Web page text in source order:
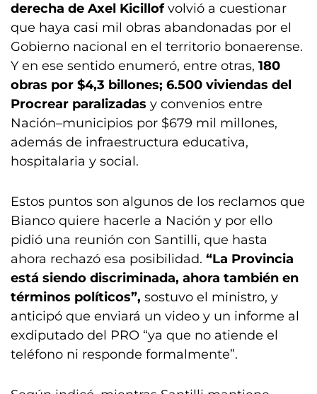
derecha de Axel Kicillofvolvió a cuestionar
que haya casi mil obras abandonadas por el
Gobierno nacional en el territorio bonaerense.
Y en ese sentido enumeró, entre otras, 180
obras por $4,3 billones; 6.500 viviendas del
Procrear paralizadas y convenios entre
Nación–municipios por $679 mil millones,
además de infraestructura educativa,
hospitalaria y social.
Estos puntos son algunos de los reclamos que
Bianco quiere hacerle a Nación y por ello
pidió una reunión con Santilli, que hasta
ahora rechazó esa posibilidad. “La Provincia
está siendo discriminada, ahora también en
términos políticos”, sostuvo el ministro, y
anticipó que enviará un video y un informe al
exdiputado del PRO “ya que no atiende el
teléfono ni responde formalmente”.